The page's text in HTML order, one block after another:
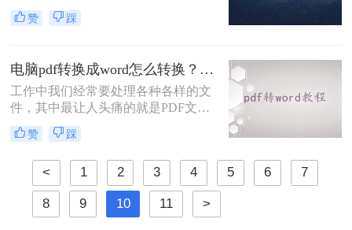
会遇到格式转换的问题，不知道你是
否也为此苦恼过呢？如果还不知道怎
能。下面就来给大家详细讲讲在线pdf
怎么转换成word的方法吧。
赞 踩
电脑pdf转换成word怎么转换？教你三个方法！
工作中我们经常要处理各种各样的文
件，其中最让人头痛的就是PDF文
件，因为PDF文件无法编辑，只能看
到，我们在发送之前往往将文档保存
为PDF。但是编辑工作给大家带来了
很多困扰，所以还是要把PDF转回
Word。pdf转换成word这个问题该如
何解决？电脑pdf转换成word怎么转
赞 踩
< 1 2 3 4 5 6 7
8 9 10 11 >